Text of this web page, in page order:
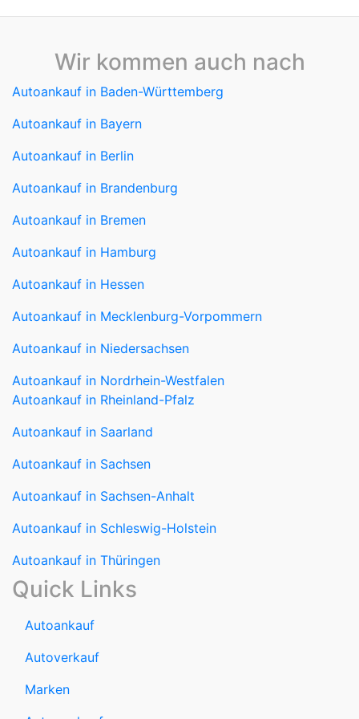
Wir kommen auch nach
Autoankauf in Baden-Württemberg
Autoankauf in Bayern
Autoankauf in Berlin
Autoankauf in Brandenburg
Autoankauf in Bremen
Autoankauf in Hamburg
Autoankauf in Hessen
Autoankauf in Mecklenburg-Vorpommern
Autoankauf in Niedersachsen
Autoankauf in Nordrhein-Westfalen
Autoankauf in Rheinland-Pfalz
Autoankauf in Saarland
Autoankauf in Sachsen
Autoankauf in Sachsen-Anhalt
Autoankauf in Schleswig-Holstein
Autoankauf in Thüringen
Quick Links
Autoankauf
Autoverkauf
Marken